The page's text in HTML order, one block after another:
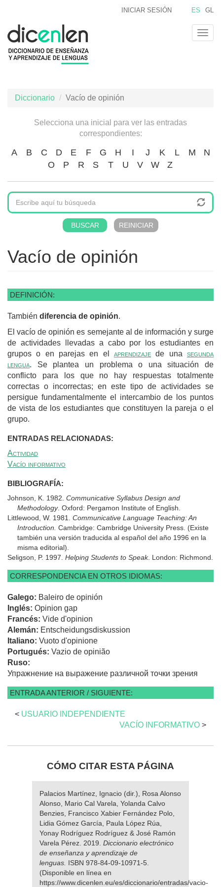
contenido
principal
ES GL
INICIAR SESIÓN
Diccionario Vacío de opinión
Selecciona una inicial para ver las entradas
correspondientes:
A B C D E F G H I J K L M
N
O
P R S T U V W Z
Vacío de opinión
DEFINICIÓN:
También diferencia de opinión.
El vacío de opinión es semejante al de información y surge
de actividades llevadas a cabo por los estudiantes en
grupos o en parejas en el aprendizaje de una segunda
lengua. Se plantea un problema o una situación de
conflicto para los que no hay respuestas totalmente
correctas o incorrectas; en este tipo de actividades se
persigue fundamentalmente el intercambio de los puntos
de vista de los estudiantes que constituyen la pareja o el
grupo.
ENTRADAS RELACIONADAS:
Actividad
Vacío informativo
BIBLIOGRAFÍA:
Johnson, K. 1982. Communicative Syllabus Design and
Methodology. Oxford: Pergamon Institute of English.
Littlewood, W. 1981. Communicative Language Teaching: An
Introduction. Cambridge: Cambridge University Press. (Existe
también una versión traducida al español del año 1996 en la
misma editorial).
Seligson, P. 1997. Helping Students to Speak. London: Richmond.
CORRESPONDENCIA EN OTROS IDIOMAS:
Galego: Baleiro de opinión
Inglés: Opinion gap
Francés: Vide d'opinion
Alemán: Entscheidungsdiskussion
Italiano: Vuoto d'opinione
Portugués: Vazio de opinião
Ruso:
Упражнение на выражение различной точки зрения
ENTRADA ANTERIOR / SIGUIENTE:
< USUARIO INDEPENDIENTE
VACÍO INFORMATIVO >
CÓMO CITAR ESTA PÁGINA
Palacios Martínez, Ignacio (dir.), Rosa Alonso
Alonso, Mario Cal Varela, Yolanda Calvo
Benzies, Francisco Xabier Fernández Polo,
Lidia Gómez García, Paula López Rúa,
Yonay Rodríguez Rodríguez & José Ramón
Varela Pérez. 2019. Diccionario electrónico
de enseñanza y aprendizaje de
lenguas. ISBN 978-84-09-10971-5.
(Disponible en línea en
https://www.dicenlen.eu/es/diccionario/entradas/vacio-